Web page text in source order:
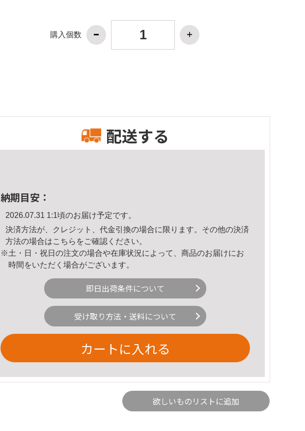
購入個数
配送する
納期目安：
2026.07.31 1:1頃のお届け予定です。
決済方法が、クレジット、代金引換の場合に限ります。その他の決済
方法の場合はこちら をご確認ください。
※土・日・祝日の注文の場合や在庫状況によって、商品のお届けにお
時間をいただく場合がございます。
即日出荷条件について
受け取り方法・送料について
カートに入れる
欲しいものリストに追加